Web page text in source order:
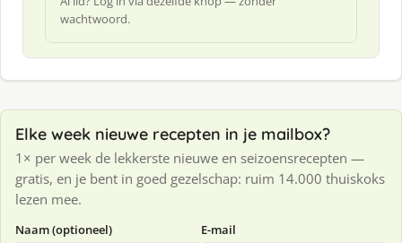
wachtwoord.
Elke week nieuwe recepten in je mailbox?
1× per week de lekkerste nieuwe en seizoensrecepten —
gratis, en je bent in goed gezelschap: ruim 14.000 thuiskoks
lezen mee.
Naam (optioneel) E-mail